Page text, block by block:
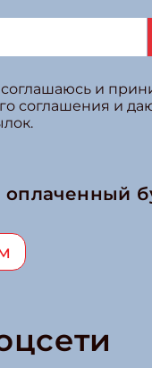
и
соглашения и
оплаченный